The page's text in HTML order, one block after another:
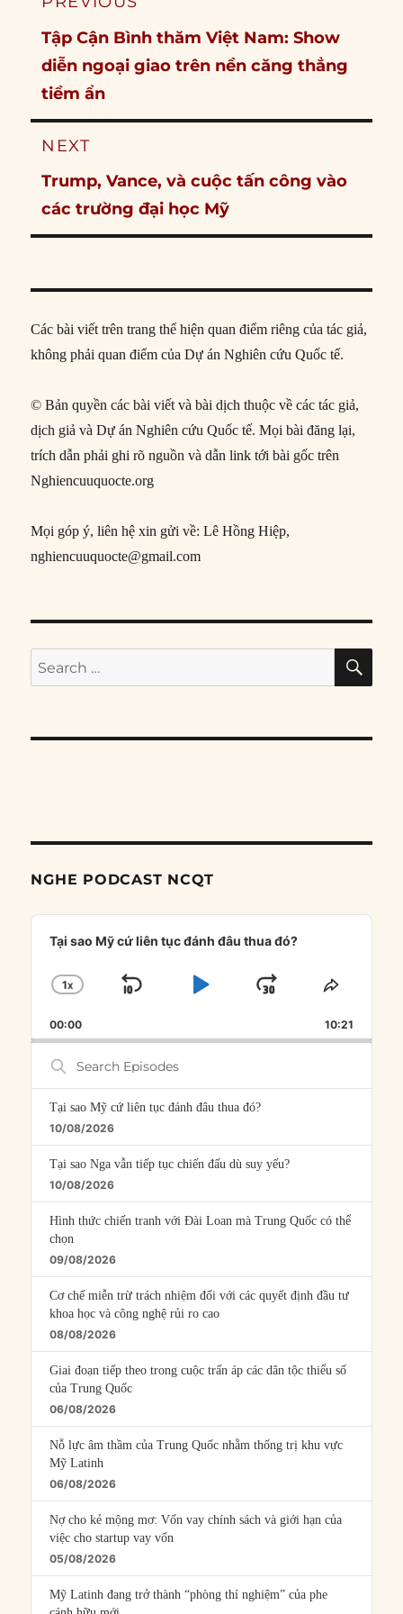
Previous
post:
Tập Cận Bình thăm Việt Nam: Show
diễn ngoại giao trên nền căng thẳng
tiềm ẩn
NEXT
Next
post:
Trump, Vance, và cuộc tấn công vào
các trường đại học Mỹ
Các bài viết trên trang thể hiện quan điểm riêng của tác giả,
không phải quan điểm của Dự án Nghiên cứu Quốc tế.
© Bản quyền các bài viết và bài dịch thuộc về các tác giả,
dịch giả và Dự án Nghiên cứu Quốc tế. Mọi bài đăng lại,
trích dẫn phải ghi rõ nguồn và dẫn link tới bài gốc trên
Nghiencuuquocte.org
Mọi góp ý, liên hệ xin gửi về: Lê Hồng Hiệp,
nghiencuuquocte@gmail.com
Search
for:
NGHE PODCAST NCQT
Audio
Player
Tại sao Mỹ cứ liên tục đánh đâu thua đó?
CHANGE
RATE
1X
SKIP
PLAYJUMP
FORWARD
SHARE
00:00 10:21
Search
Episodes
Tại sao Mỹ cứ liên tục đánh đâu thua đó?
10/08/2026
Tại sao Nga vẫn tiếp tục chiến đấu dù suy yếu?
10/08/2026
Hình thức chiến tranh với Đài Loan mà Trung Quốc có thể
chọn
09/08/2026
Cơ chế miễn trừ trách nhiệm đối với các quyết định đầu tư
khoa học và công nghệ rủi ro cao
08/08/2026
Giai đoạn tiếp theo trong cuộc trấn áp các dân tộc thiểu số
của Trung Quốc
06/08/2026
Nỗ lực âm thầm của Trung Quốc nhằm thống trị khu vực
Mỹ Latinh
06/08/2026
Nợ cho kẻ mộng mơ: Vốn vay chính sách và giới hạn của
việc cho startup vay vốn
05/08/2026
Mỹ Latinh đang trở thành “phòng thí nghiệm” của phe